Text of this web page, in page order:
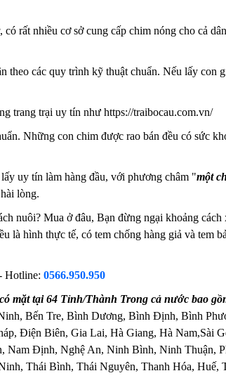
rất nhiều cơ sở cung cấp chim nóng cho cả
các quy trình kỹ thuật chuẩn. Nếu lấy con
trang trại uy tín như https://traibocau.com.vn/
Những con chim được rao bán đều có sức
lấy uy tín làm hàng đầu, với phương châm "một
lòng.
nuôi? Mua ở đâu, Bạn đừng ngại khoảng cách
là hình thực tế, có tem chống hàng giả và tem
Hotline: 0566.950.950
mặt tại 64 Tỉnh/Thành Trong cả nước bao
Bến Tre, Bình Dương, Bình Định, Bình
Điện Biên, Gia Lai, Hà Giang, Hà Nam,Sài
Định, Nghệ An, Ninh Bình, Ninh Thuận,
Thái Bình, Thái Nguyên, Thanh Hóa, Huế,